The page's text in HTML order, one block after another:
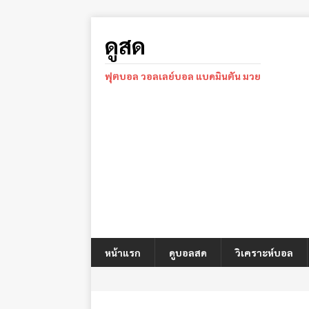
ดูสด
ฟุตบอล วอลเลย์บอล แบดมินตัน มวย
หน้าแรก ดูบอลสด วิเคราะห์บอล